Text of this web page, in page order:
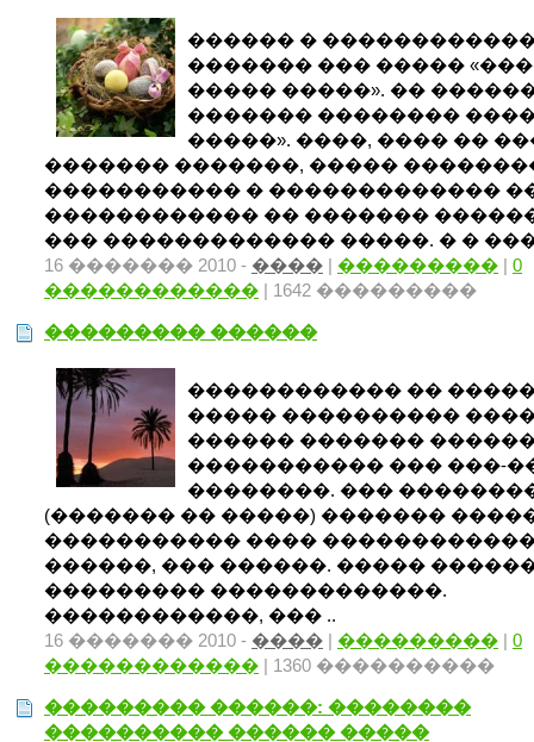
������ �
������� ��� �����
����� �����». ��
������� �������� ����
�����». ����, ���� ��
������� �������, �����
����������� � �������������
������������ �� �������
��� ������������� �����. � �
16 ������� 2010 - ���� | ��������� | 0
������������ | 1642 ���������
��������� ������
������������ ��
����� ����������
������ �������
����������� ��� ���-
��������. ���
(������� �� �����) �������
����������� ����
������, ��� ������. �����
��������� �������������.
������������, ��� ..
16 ������� 2010 - ���� | ��������� | 0
������������ | 1360 ����������
��������� ������: ��������
���������� ������ �����